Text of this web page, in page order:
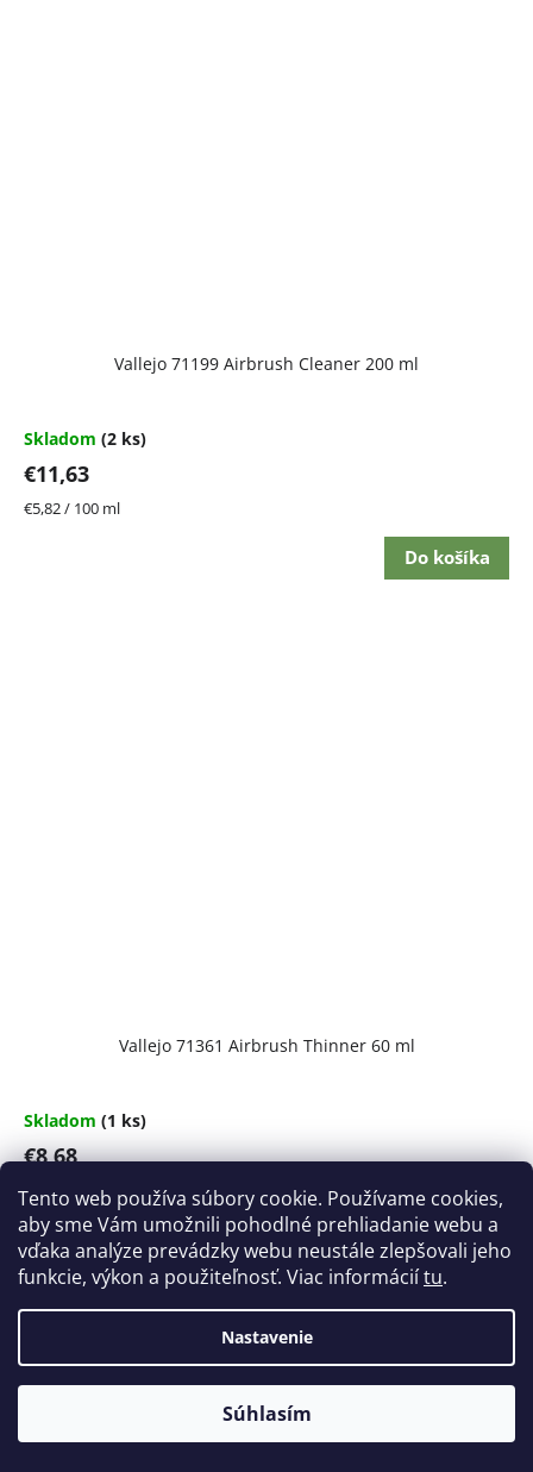
Tento web používa súbory cookie. Používame cookies,
aby sme Vám umožnili pohodlné prehliadanie webu a
vďaka analýze prevádzky webu neustále zlepšovali jeho
funkcie, výkon a použiteľnosť. Viac informáciítu.
Nastavenie
Súhlasím
Vallejo 71199 Airbrush Cleaner 200 ml
Skladom (2 ks)
€11,63
Jednotková
€5,82 / 100 ml
Do košíka
Vallejo 71361 Airbrush Thinner 60 ml
Skladom (1 ks)
€8,68
Jednotková
cena:
€14,47 / 100 ml
Do košíka